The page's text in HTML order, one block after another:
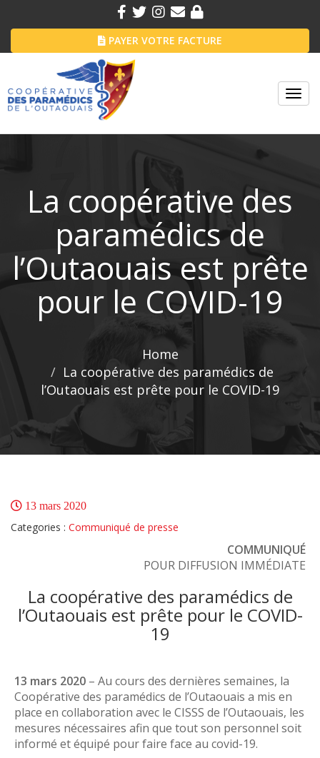
PAYER VOTRE FACTURE
La coopérative des
paramédics de
l’Outaouais est prête
pour le COVID-19
Home
La coopérative des paramédics de
l’Outaouais est prête pour le COVID-19
13 mars 2020
Categories : Communiqué de presse
COMMUNIQUÉ
POUR DIFFUSION IMMÉDIATE
La coopérative des paramédics de
l’Outaouais est prête pour le COVID-
19
13 mars 2020 – Au cours des dernières semaines, la
Coopérative des paramédics de l’Outaouais a mis en
place en collaboration avec le CISSS de l’Outaouais, les
mesures nécessaires afin que tout son personnel soit
informé et équipé pour faire face au covid-19.